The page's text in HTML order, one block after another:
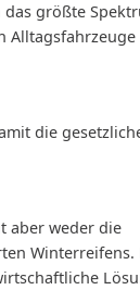
größte
die
aber weder die
Winterreifens.